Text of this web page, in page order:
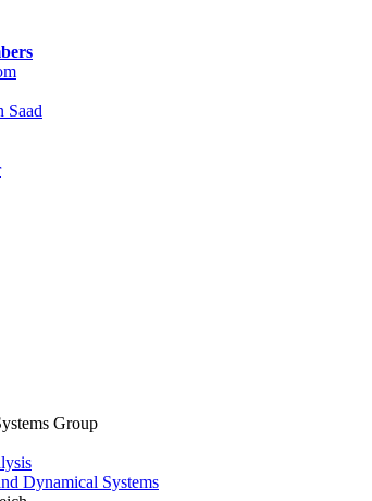
Saad
Group
Dynamical Systems